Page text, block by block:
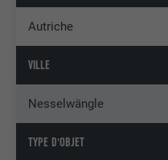
Autriche
VILLE
Nesselwängle
TYPE D'OBJET